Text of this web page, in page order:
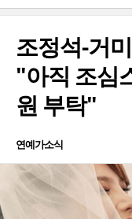
조정석-거
"아직 조심
원 부탁"
연예가소식